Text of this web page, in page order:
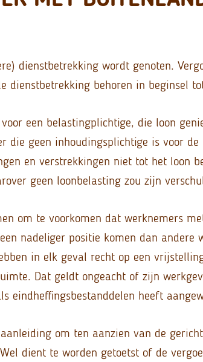
dienstbetrekking wordt genoten.
dienstbetrekking behoren in beginsel
een belastingplichtige, die loon
die geen inhoudingsplichtige is voor de
en verstrekkingen niet tot het loon
geen loonbelasting zou zijn
om te voorkomen dat werknemers
nadeliger positie komen dan andere
in elk geval recht op een
Dat geldt ongeacht of zijn
eindheffingsbestanddelen heeft
om ten aanzien van de
dient te worden getoetst of de